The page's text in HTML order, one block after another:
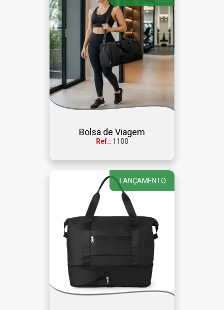
Bolsa de Viagem
Ref.: 1100
LANÇAMENTO